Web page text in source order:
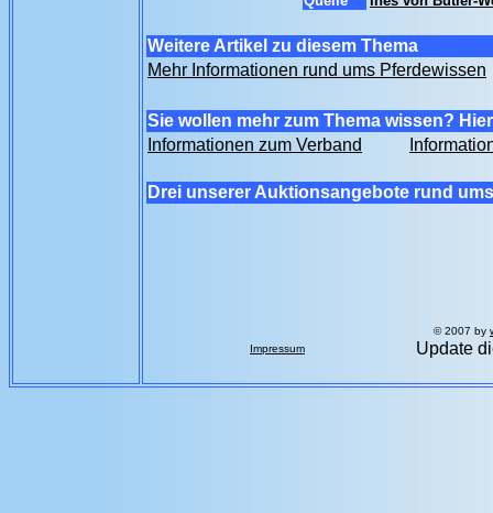
Weitere Artikel zu diesem Thema
Mehr Informationen rund ums Pferdewissen
Sie wollen mehr zum Thema wissen?
Informationen zum Verband
Drei unserer Auktionsangebote rund
Impressum
© 2007 by
Update